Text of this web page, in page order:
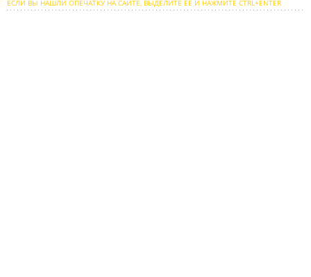
ЕСЛИ ВЫ НАШЛИ ОПЕЧАТКУ НА САЙТЕ, ВЫДЕЛИТЕ ЕЕ И НАЖМИТЕ CTRL+ENTER